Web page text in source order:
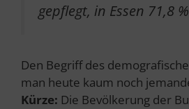
gepflegt, in Essen 71,8
Den Begriff des
man heute kaum noch
Kürze: Die Bevölkerung der